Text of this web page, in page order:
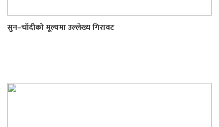
सुन–चाँदीको मूल्यमा उल्लेख्य गिरावट